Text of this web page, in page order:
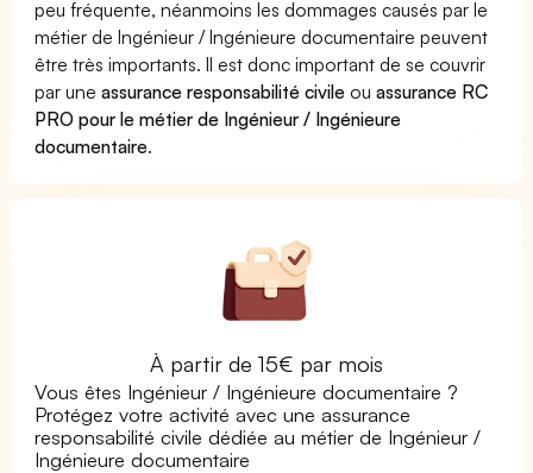
peu fréquente, néanmoins les dommages causés par le
métier de Ingénieur / Ingénieure documentaire peuvent
être très importants. Il est donc important de se couvrir
par uneassurance responsabilité civile ouassurance RC
PRO pour le métier de Ingénieur / Ingénieure
documentaire.
À partir de 15€ par mois
Vous êtes Ingénieur / Ingénieure documentaire ?
Protégez votre activité avec une assurance
responsabilité civile dédiée au métier de Ingénieur /
Ingénieure documentaire